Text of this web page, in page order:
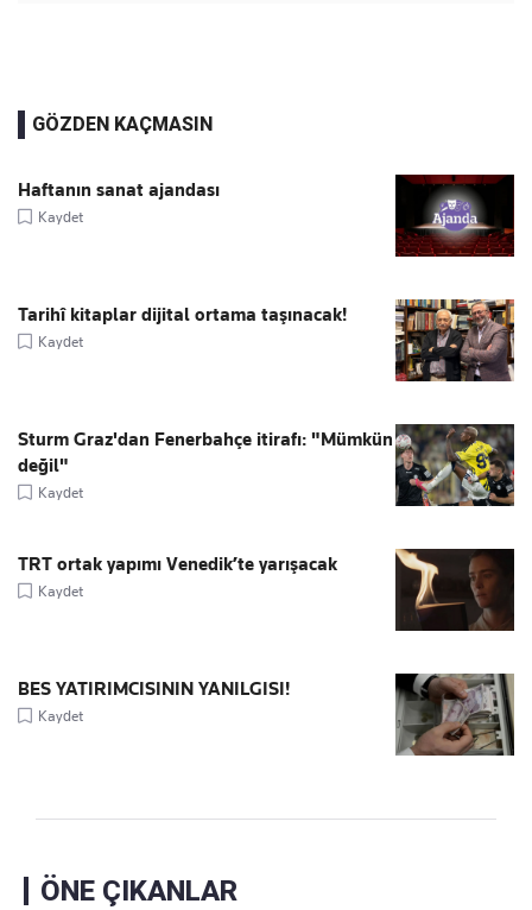
GÖZDEN KAÇMASIN
Haftanın sanat ajandası
Kaydet
Tarihî kitaplar dijital ortama taşınacak!
Kaydet
Sturm Graz'dan Fenerbahçe itirafı: "Mümkün
değil"
Kaydet
TRT ortak yapımı Venedik’te yarışacak
Kaydet
BES YATIRIMCISININ YANILGISI!
Kaydet
ÖNE ÇIKANLAR